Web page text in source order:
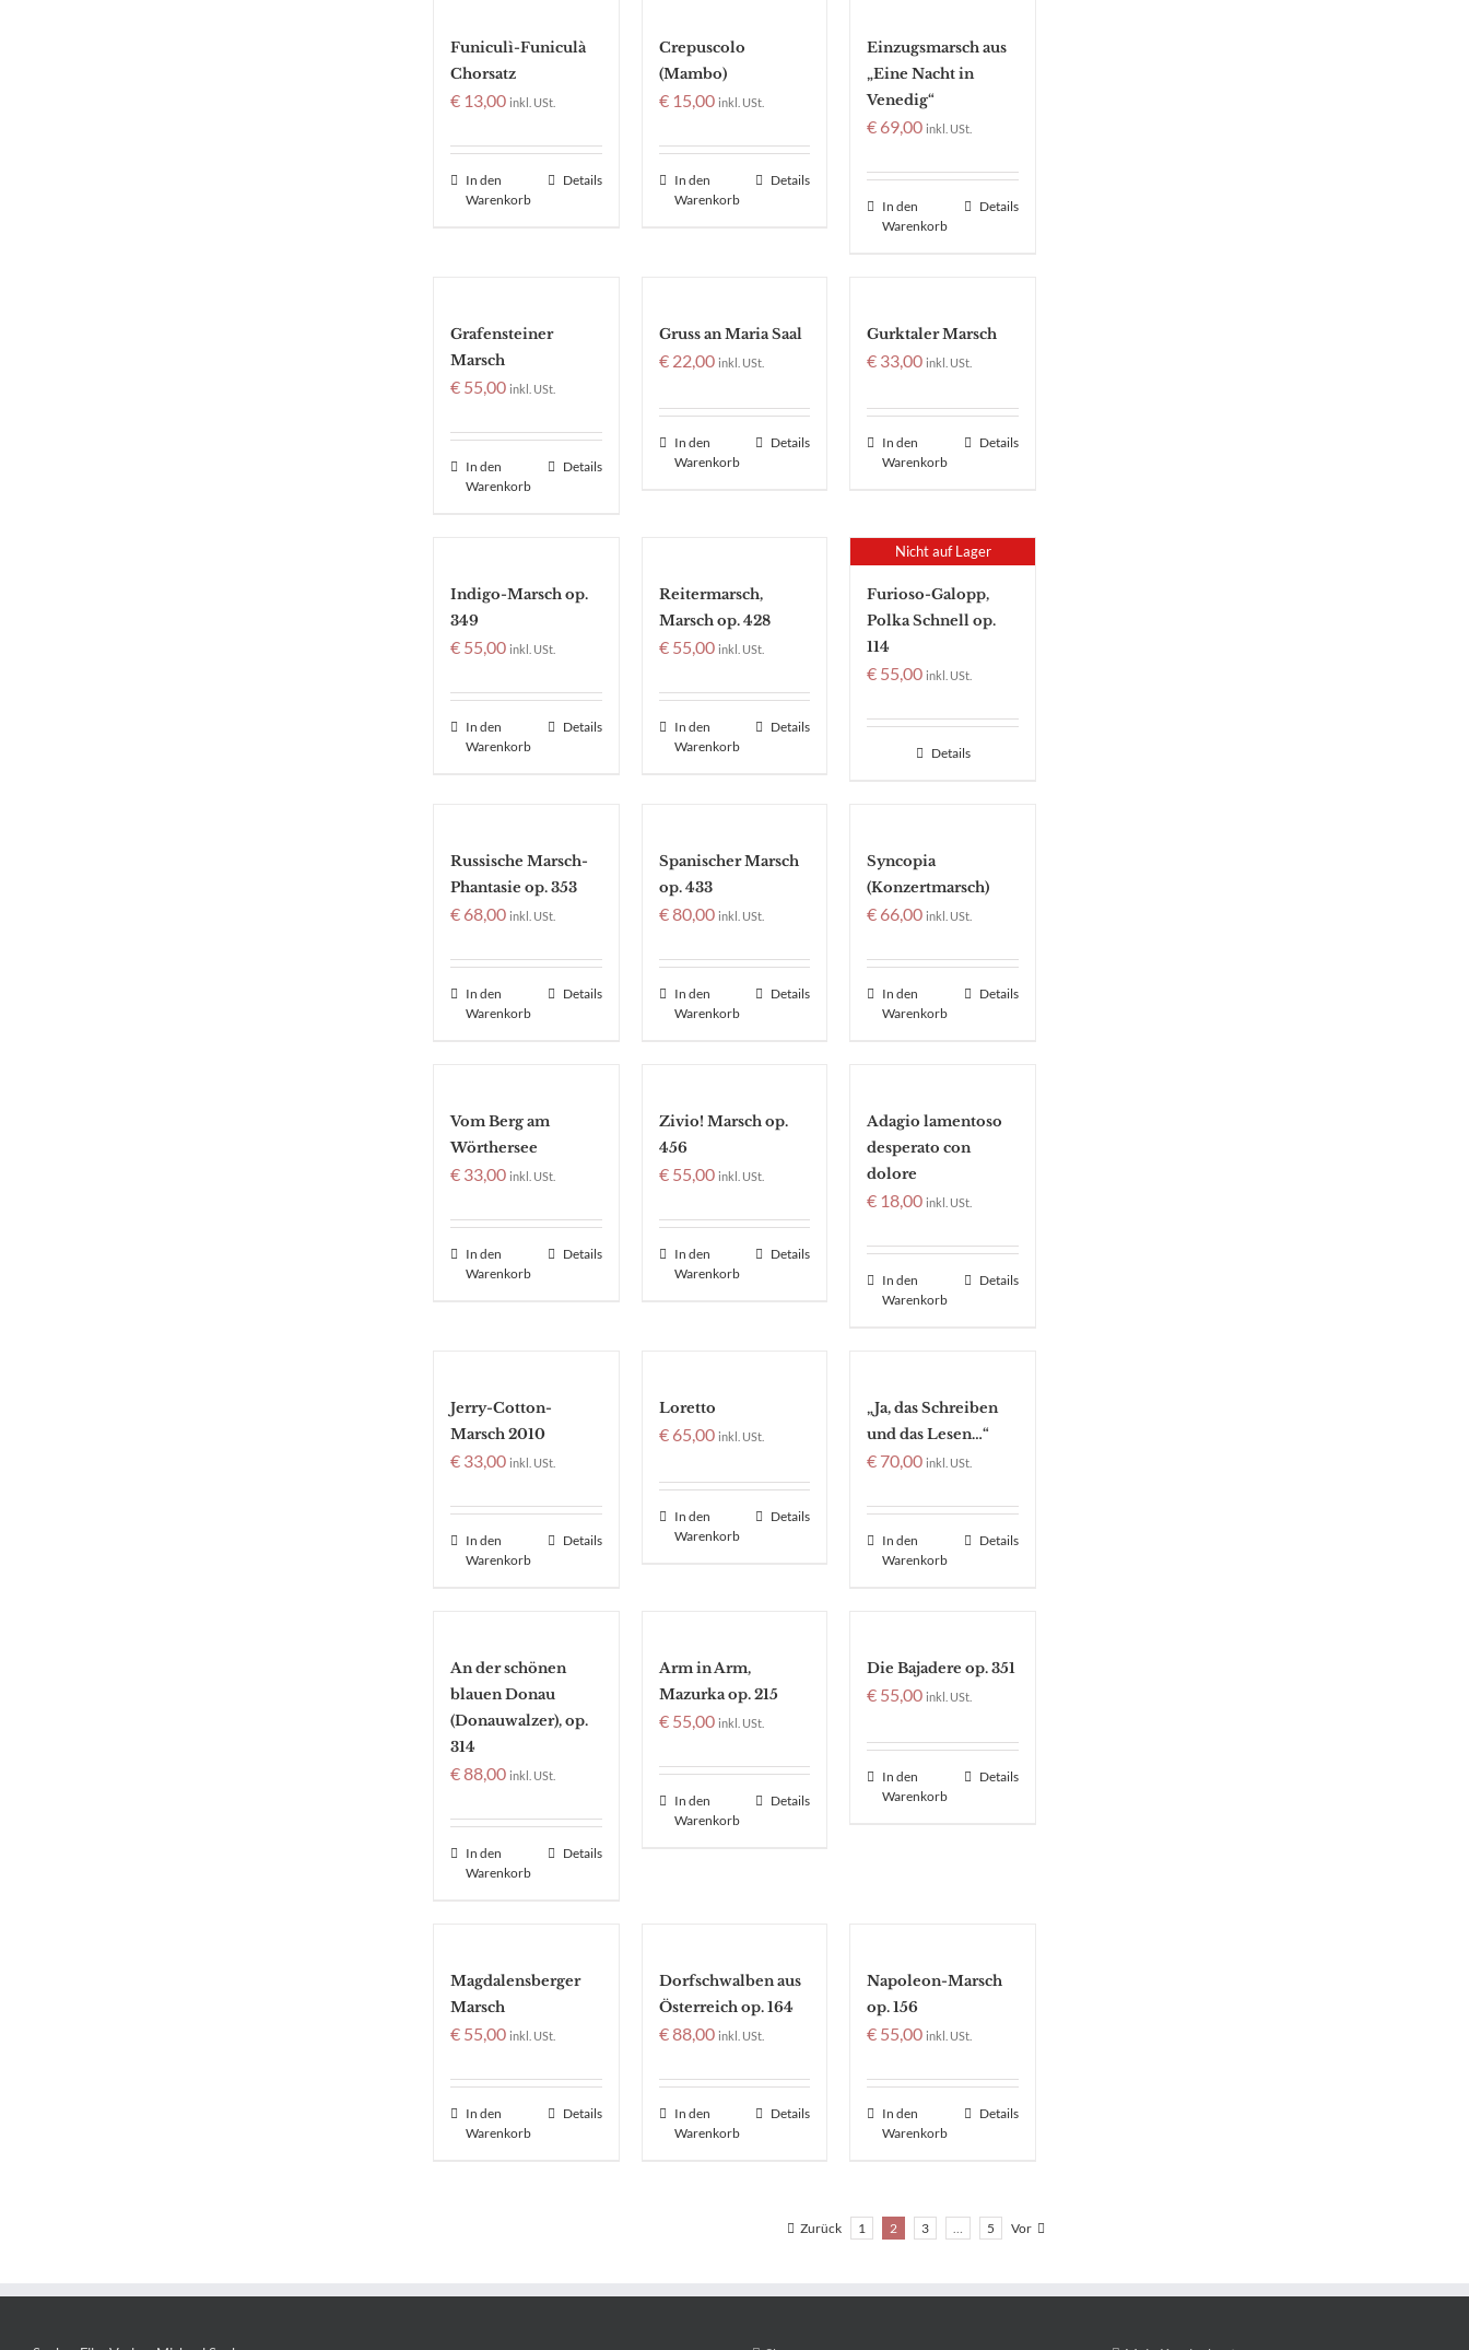
Funiculì-Funiculà
Chorsatz
€ 13,00 inkl. USt.
In den
Warenkorb
Details
Crepuscolo
(Mambo)
€15,00 inkl. USt.
In den
Warenkorb
Details
Einzugsmarsch aus
„Eine Nacht in
Venedig“
€ 69,00 inkl. USt.
In den
Warenkorb
Details
Grafensteiner
Marsch
€ 55,00 inkl. USt.
In den
Warenkorb
Details
Gruss an Maria Saal
€22,00 inkl. USt.
In den
Warenkorb
Details
Gurktaler Marsch
€ 33,00 inkl. USt.
In den
Warenkorb
Details
Indigo-Marsch op.
349
€ 55,00 inkl. USt.
In den
Warenkorb
Details
Reitermarsch,
Marsch op. 428
€55,00 inkl. USt.
In den
Warenkorb
Details
Nicht auf Lager
Furioso-Galopp,
Polka Schnell op.
114
€ 55,00 inkl. USt.
Details
Russische Marsch-
Phantasie op. 353
€ 68,00 inkl. USt.
In den
Warenkorb
Details
Spanischer Marsch
op. 433
€80,00 inkl. USt.
In den
Warenkorb
Details
Syncopia
(Konzertmarsch)
€ 66,00 inkl. USt.
In den
Warenkorb
Details
Vom Berg am
Wörthersee
€ 33,00 inkl. USt.
In den
Warenkorb
Details
Zivio! Marsch op.
456
€55,00 inkl. USt.
In den
Warenkorb
Details
Adagio lamentoso
desperato con
dolore
€ 18,00 inkl. USt.
In den
Warenkorb
Details
Jerry-Cotton-
Marsch 2010
€ 33,00 inkl. USt.
In den
Warenkorb
Details
Loretto
€65,00 inkl. USt.
In den
Warenkorb
Details
„Ja, das Schreiben
und das Lesen…“
€ 70,00 inkl. USt.
In den
Warenkorb
Details
An der schönen
blauen Donau
(Donauwalzer), op.
314
€88,00 inkl. USt.
In den
Warenkorb
Details
Arm in Arm,
Mazurka op. 215
€55,00 inkl. USt.
In den
Warenkorb
Details
Die Bajadere op. 351
€ 55,00 inkl. USt.
In den
Warenkorb
Details
Magdalensberger
Marsch
€ 55,00 inkl. USt.
In den
Warenkorb
Details
Dorfschwalben aus
Österreich op. 164
€88,00 inkl. USt.
In den
Warenkorb
Details
Napoleon-Marsch
op. 156
€ 55,00 inkl. USt.
In den
Warenkorb
Details
Zurück 1 2 3 … 5 Vor